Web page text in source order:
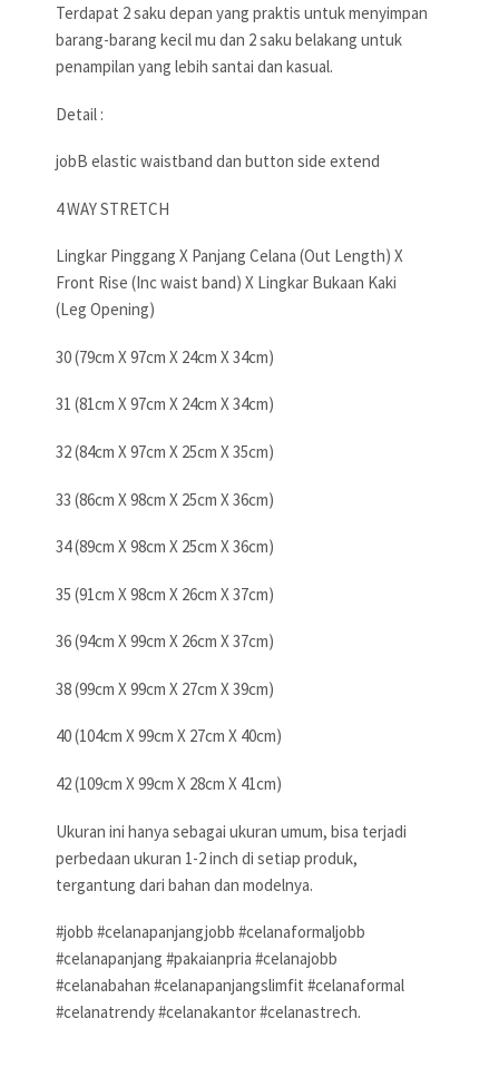
Terdapat 2 saku depan yang praktis untuk menyimpan
barang-barang kecil mu dan 2 saku belakang untuk
penampilan yang lebih santai dan kasual.
Detail :
jobB elastic waistband dan button side extend
4 WAY STRETCH
Lingkar Pinggang X Panjang Celana (Out Length) X
Front Rise (Inc waist band) X Lingkar Bukaan Kaki
(Leg Opening)
30 (79cm X 97cm X 24cm X 34cm)
31 (81cm X 97cm X 24cm X 34cm)
32 (84cm X 97cm X 25cm X 35cm)
33 (86cm X 98cm X 25cm X 36cm)
34 (89cm X 98cm X 25cm X 36cm)
35 (91cm X 98cm X 26cm X 37cm)
36 (94cm X 99cm X 26cm X 37cm)
38 (99cm X 99cm X 27cm X 39cm)
40 (104cm X 99cm X 27cm X 40cm)
42 (109cm X 99cm X 28cm X 41cm)
Ukuran ini hanya sebagai ukuran umum, bisa terjadi
perbedaan ukuran 1-2 inch di setiap produk,
tergantung dari bahan dan modelnya.
#jobb #celanapanjangjobb #celanaformaljobb
#celanapanjang #pakaianpria #celanajobb
#celanabahan #celanapanjangslimfit #celanaformal
#celanatrendy #celanakantor #celanastrech.